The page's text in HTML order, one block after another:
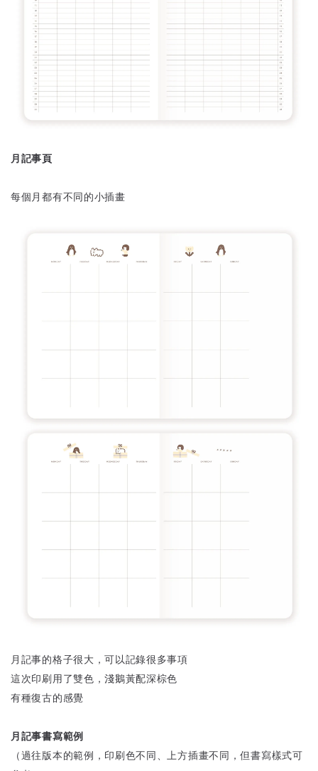
月記事頁
每個月都有不同的小插畫
月記事的格子很大，可以記錄很多事項
這次印刷用了雙色，淺鵝黃配深棕色
有種復古的感覺
月記事書寫範例
（過往版本的範例，印刷色不同、上方插畫不同，但書寫樣式可